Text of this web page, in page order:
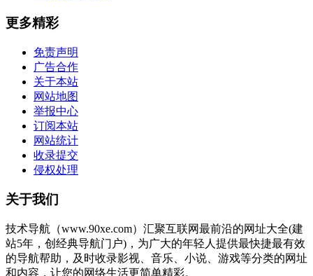
更多精彩
免责声明
广告合作
关于本站
网站地图
举报中心
订阅本站
网站统计
收录提交
侵权处理
关于我们
技术导航（www.90xe.com）汇聚互联网最前沿的网址大全(建
站5年，创经典导航门户)，为广大的年轻人提供最快捷最有效
的导航帮助，及时收录影视、音乐、小说、游戏等分类的网址
和内容，让您的网络生活更简单精彩。